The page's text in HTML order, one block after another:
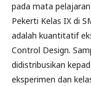
pada mata
Pekerti Kelas IX di
adalah kuantitatif
Control Design.
didistribusikan
eksperimen dan